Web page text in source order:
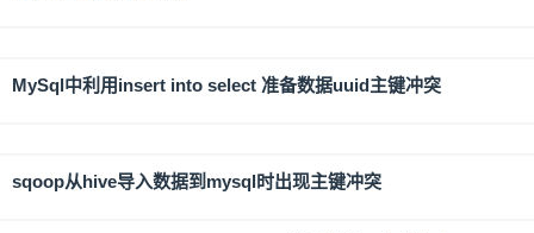
MySql中利用insert into select 准备数据uuid主键冲突
sqoop从hive导入数据到mysql时出现主键冲突